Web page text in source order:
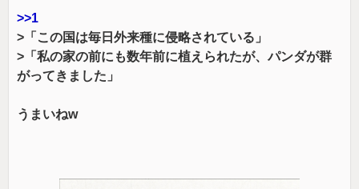
>>1
>「この国は毎日外来種に侵略されている」
>「私の家の前にも数年前に植えられたが、パンダが群
がってきました」
うまいねw